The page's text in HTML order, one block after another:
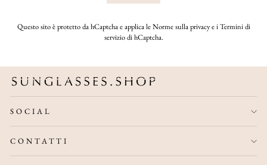
Questo sito è protetto da hCaptcha e applica leNorme sulla privacye iTermini di
serviziodi hCaptcha.
SOCIAL
CONTATTI